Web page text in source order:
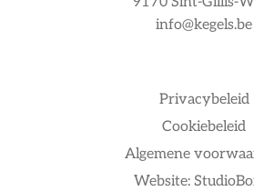
Privacybeleid
Cookiebeleid
Algemene
Website:
info@kegels.be